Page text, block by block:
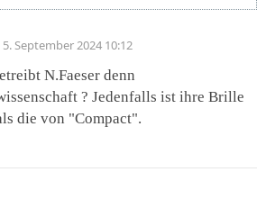
5. September 2024 10:12
N.Faeser denn
? Jedenfalls ist ihre Brille
die von "Compact".